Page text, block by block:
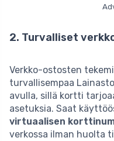
2. Turvalliset
Verkko-ostosten
turvallisempaa
avulla, sillä kortti
asetuksia. Saat
virtuaalisen
verkossa ilman huolta